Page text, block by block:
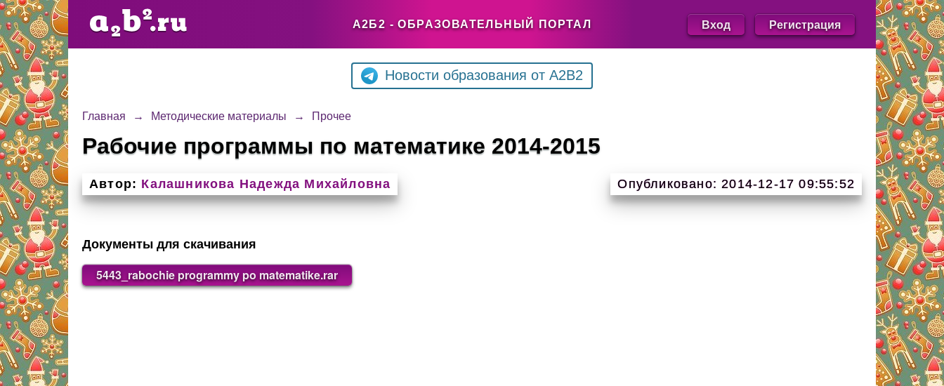
А2Б2 - ОБРАЗОВАТЕЛЬНЫЙ ПОРТАЛ Вход Регистрация
Новости образования от A2B2
Главная → Методические материалы → Прочее
Рабочие программы по математике 2014-2015
Автор: Калашникова Надежда Михайловна Опубликовано: 2014-12-17 09:55:52
Документы для скачивания
5443_rabochie programmy po matematike.rar